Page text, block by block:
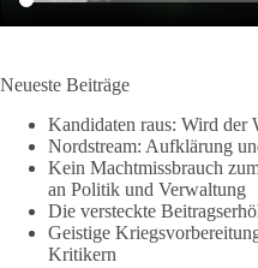
Neueste Beiträge
Kandidaten raus: Wird der
Nordstream: Aufklärung
Kein Machtmissbrauch
an Politik und Verwaltung
Die versteckte
Geistige
Kritikern